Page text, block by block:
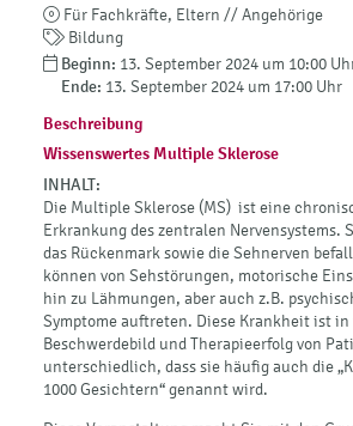
Für Fachkräfte, Eltern // Angehörige
Bildung
Beginn: 13. September 2024 um 10:00
Ende: 13. September 2024 um 17:00 Uhr
Beschreibung
Wissenswertes Multiple Sklerose
INHALT:
Die Multiple Sklerose (MS) ist eine
Erkrankung des zentralen Nervensystems.
das Rückenmark sowie die Sehnerven
können von Sehstörungen, motorische
hin zu Lähmungen, aber auch z.B.
Symptome auftreten. Diese Krankheit ist
Beschwerdebild und Therapieerfolg von
unterschiedlich, dass sie häufig auch die
1000 Gesichtern“ genannt wird.